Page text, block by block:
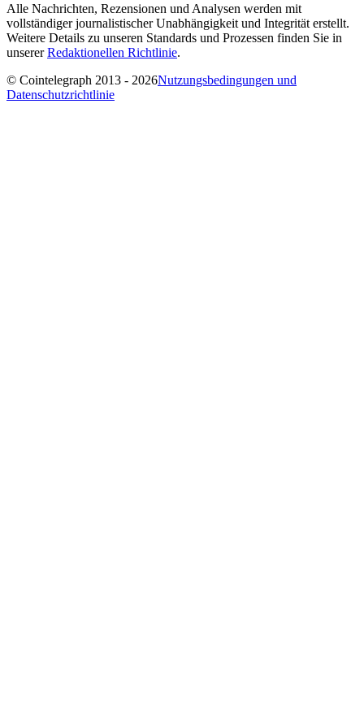
Alle Nachrichten, Rezensionen und Analysen werden mit
vollständiger journalistischer Unabhängigkeit und Integrität erstellt.
Weitere Details zu unseren Standards und Prozessen finden Sie in
unsererRedaktionellen Richtlinie.
© Cointelegraph 2013 - 2026Nutzungsbedingungen und
Datenschutzrichtlinie